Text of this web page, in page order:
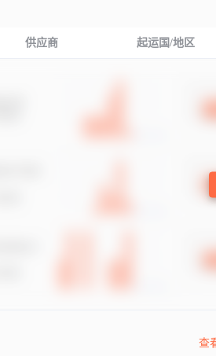
供应商 起运国/地区
查